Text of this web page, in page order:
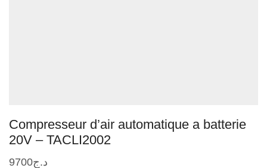
Compresseur d’air automatique a batterie
20V – TACLI2002
د.ج9700